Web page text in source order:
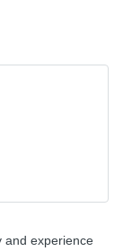
and experience